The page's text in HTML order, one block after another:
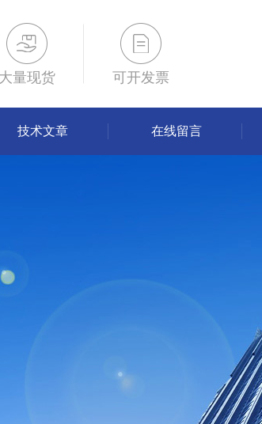
大量现货 可开发票
技术文章 在线留言